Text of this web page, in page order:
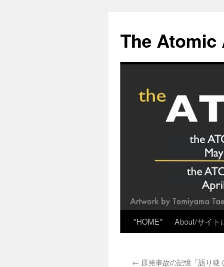
content
The Atomic
*HOME* About/サイト
← 原発事故の記憶「語り継